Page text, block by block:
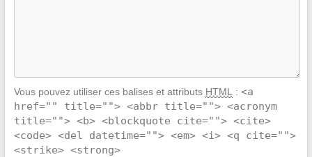
Vous pouvez utiliser ces balises et attributs HTML : <a
href="" title=""> <abbr title=""> <acronym
title=""> <b> <blockquote cite=""> <cite>
<code> <del datetime=""> <em> <i> <q cite="">
<strike> <strong>